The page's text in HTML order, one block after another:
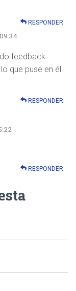
RESPONDER
feedback
que puse en él
RESPONDER
RESPONDER